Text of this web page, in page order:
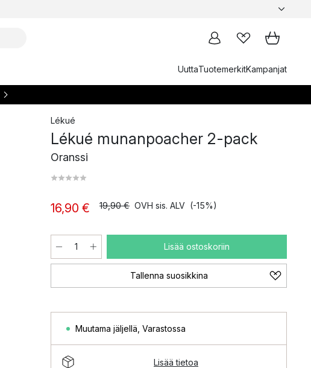
UuttaTuotemerkitKampanjat
Lékué
Lékué munanpoacher 2-pack
Oranssi
16,90 € 19,90 € OVH sis. ALV (-15%)
Lisää ostoskoriin
Tallenna suosikkina
Muutama jäljellä Varastossa
Lisää tietoa